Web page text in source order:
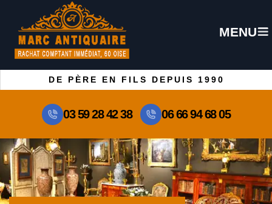
MENU
DE PÈRE EN FILS DEPUIS 1990
03 59 28 42 38 06 66 94 68 05